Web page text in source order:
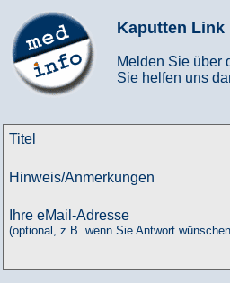
Kaputten Link
Melden Sie über
Sie helfen uns
Titel
Hinweis/Anmerkungen
Ihre eMail-Adresse
(optional, z.B. wenn Sie Antwort